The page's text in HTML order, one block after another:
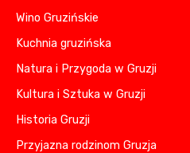
Wino Gruzińskie
Kuchnia gruzińska
Natura i Przygoda w Gruzji
Kultura i Sztuka w Gruzji
Historia Gruzji
Przyjazna rodzinom Gruzja